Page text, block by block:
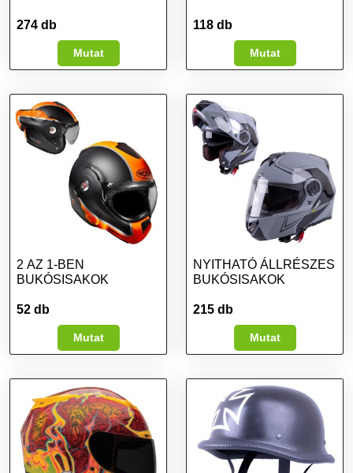
274 db
Mutat
118 db
Mutat
2 AZ 1-BEN
BUKÓSISAKOK
52 db
Mutat
NYITHATÓ ÁLLRÉSZES
BUKÓSISAKOK
215 db
Mutat